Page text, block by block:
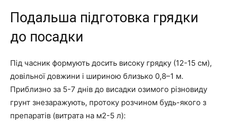
Подальша підготовка грядки
до посадки
Під часник формують досить високу грядку (12-15 см),
довільної довжини і шириною близько 0,8–1 м.
Приблизно за 5-7 днів до висадки озимого різновиду
грунт знезаражують, протоку розчином будь-якого з
препаратів (витрата на м2-5 л):